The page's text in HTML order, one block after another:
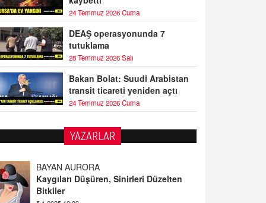
24 Temmuz 2026 Cuma
DEAŞ operasyonunda 7
tutuklama
28 Temmuz 2026 Salı
Bakan Bolat: Suudi Arabistan
transit ticareti yeniden açtı
24 Temmuz 2026 Cuma
YAZARLAR
BAYAN AURORA
Kaygıları Düşüren, Sinirleri Düzelten
Bitkiler